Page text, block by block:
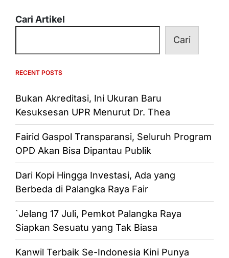
Cari Artikel
Cari
RECENT POSTS
Bukan Akreditasi, Ini Ukuran Baru
Kesuksesan UPR Menurut Dr. Thea
Fairid Gaspol Transparansi, Seluruh Program
OPD Akan Bisa Dipantau Publik
Dari Kopi Hingga Investasi, Ada yang
Berbeda di Palangka Raya Fair
`Jelang 17 Juli, Pemkot Palangka Raya
Siapkan Sesuatu yang Tak Biasa
Kanwil Terbaik Se-Indonesia Kini Punya